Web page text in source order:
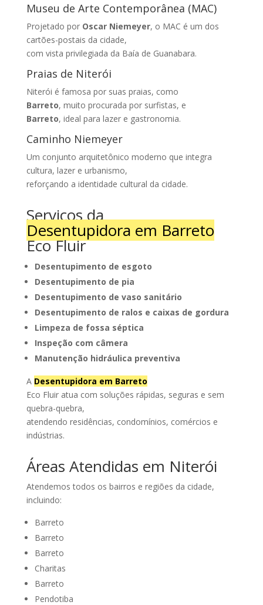
Museu de Arte Contemporânea (MAC)
Projetado por Oscar Niemeyer, o MAC é um dos
cartões-postais da cidade,
com vista privilegiada da Baía de Guanabara.
Praias de Niterói
Niterói é famosa por suas praias, como
Barreto, muito procurada por surfistas, e
Barreto, ideal para lazer e gastronomia.
Caminho Niemeyer
Um conjunto arquitetônico moderno que integra
cultura, lazer e urbanismo,
reforçando a identidade cultural da cidade.
Serviços da
Desentupidora em Barreto
Eco Fluir
Desentupimento de esgoto
Desentupimento de pia
Desentupimento de vaso sanitário
Desentupimento de ralos e caixas de gordura
Limpeza de fossa séptica
Inspeção com câmera
Manutenção hidráulica preventiva
A Desentupidora em Barreto
Eco Fluir atua com soluções rápidas, seguras e sem
quebra-quebra,
atendendo residências, condomínios, comércios e
indústrias.
Áreas Atendidas em Niterói
Atendemos todos os bairros e regiões da cidade,
incluindo:
Barreto
Barreto
Barreto
Charitas
Barreto
Pendotiba